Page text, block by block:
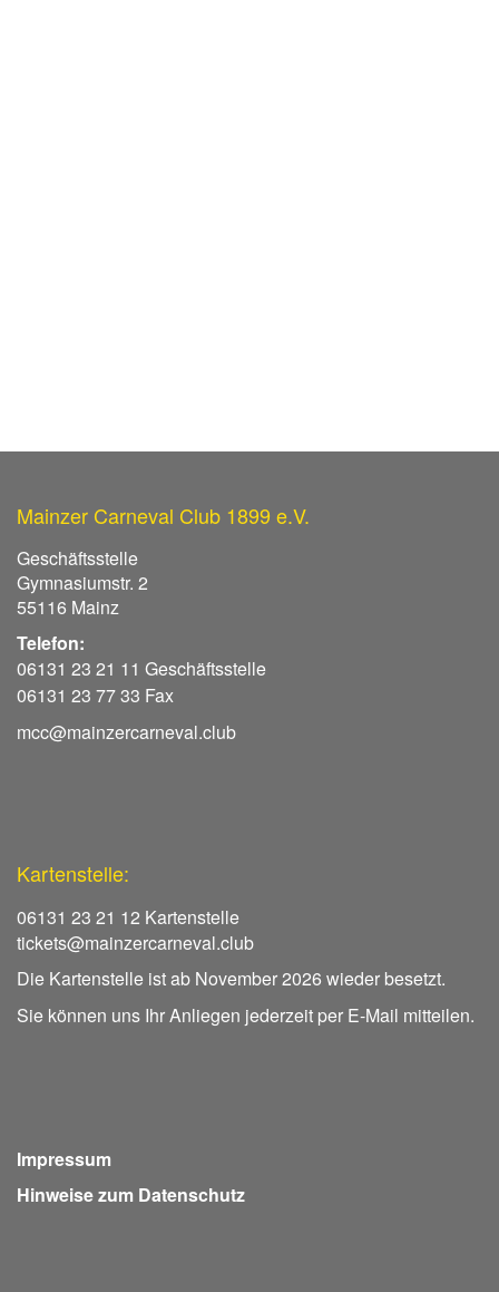
Mainzer Carneval Club 1899 e.V.
Geschäftsstelle
Gymnasiumstr. 2
55116 Mainz
Telefon:
06131 23 21 11 Geschäftsstelle
06131 23 77 33 Fax
mcc@mainzercarneval.club
Kartenstelle:
06131 23 21 12 Kartenstelle
tickets@mainzercarneval.club
Die Kartenstelle ist ab November 2026 wieder besetzt.
Sie können uns Ihr Anliegen jederzeit per E-Mail mitteilen.
Impressum
Hinweise zum Datenschutz